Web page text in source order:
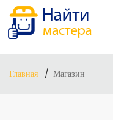
Главная Магазин